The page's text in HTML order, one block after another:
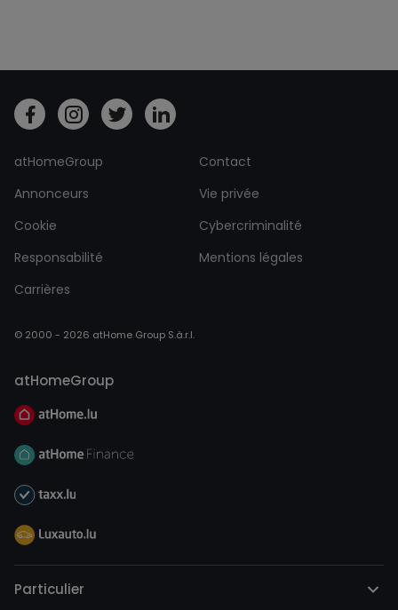
atHomeGroup
Contact
Annonceurs
Vie privée
Cookie
Cybercriminalité
Responsabilité
Mentions légales
Carrières
© 2000 - 2026 atHome Group S.à.r.l.
atHomeGroup
Particulier